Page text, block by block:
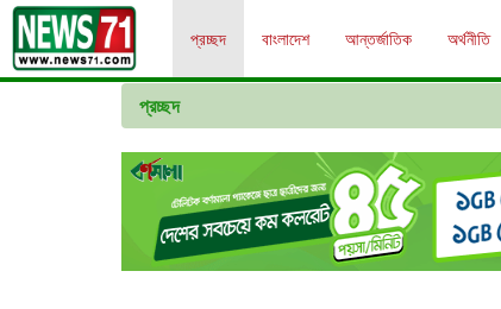
প্রচ্ছদ বাংলাদেশ আন্তর্জাতিক অর্থনীতি
প্রচ্ছদ